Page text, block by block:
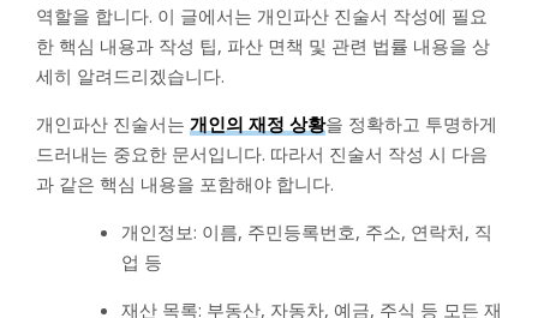
역할을 합니다. 이 글에서는 개인파산 진술서 작성에 필요
한 핵심 내용과 작성 팁, 파산 면책 및 관련 법률 내용을 상
세히 알려드리겠습니다.
개인파산 진술서는 개인의 재정 상황을 정확하고 투명하게
드러내는 중요한 문서입니다. 따라서 진술서 작성 시 다음
과 같은 핵심 내용을 포함해야 합니다.
개인정보: 이름, 주민등록번호, 주소, 연락처, 직
업 등
재산 목록: 부동산, 자동차, 예금, 주식 등 모든 재